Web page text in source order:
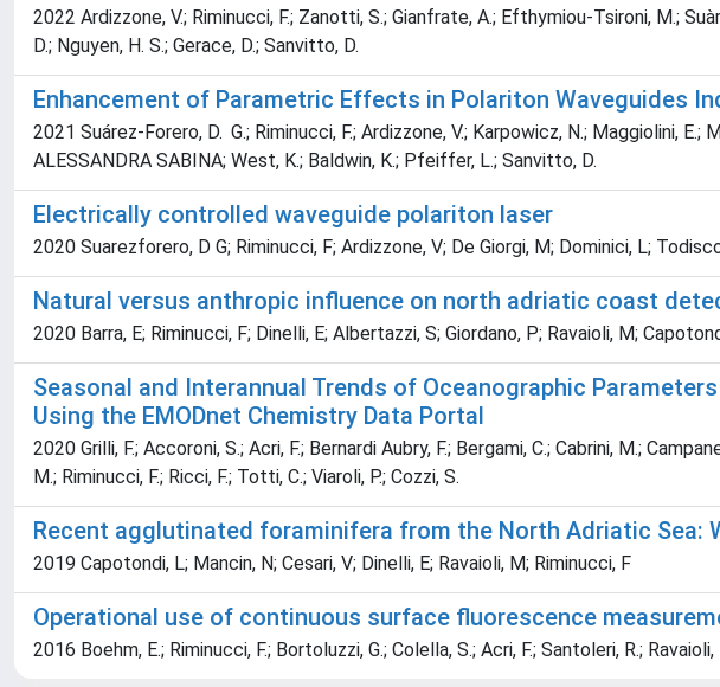
2022 Ardizzone, V.; Riminucci, F.; Zanotti, S.; Gianfrate, A.; Efthymiou-Tsironi, M.;
D.; Nguyen, H. S.; Gerace, D.; Sanvitto, D.
Enhancement of Parametric Effects in Polariton Waveguides
2021 Suárez-Forero, D. G.; Riminucci, F.; Ardizzone, V.; Karpowicz, N.; Maggiolini, E.;
ALESSANDRA SABINA; West, K.; Baldwin, K.; Pfeiffer, L.; Sanvitto, D.
Electrically controlled waveguide polariton laser
2020 Suarezforero, D G; Riminucci, F; Ardizzone, V; De Giorgi, M; Dominici, L;
Natural versus anthropic influence on north adriatic coast
2020 Barra, E; Riminucci, F; Dinelli, E; Albertazzi, S; Giordano, P; Ravaioli, M;
Seasonal and Interannual Trends of Oceanographic
Using the EMODnet Chemistry Data Portal
2020 Grilli, F.; Accoroni, S.; Acri, F.; Bernardi Aubry, F.; Bergami, C.; Cabrini, M.;
M.; Riminucci, F.; Ricci, F.; Totti, C.; Viaroli, P.; Cozzi, S.
Recent agglutinated foraminifera from the North Adriatic
2019 Capotondi, L; Mancin, N; Cesari, V; Dinelli, E; Ravaioli, M; Riminucci, F
Operational use of continuous surface fluorescence
2016 Boehm, E.; Riminucci, F.; Bortoluzzi, G.; Colella, S.; Acri, F.; Santoleri, R.; Ravaioli,